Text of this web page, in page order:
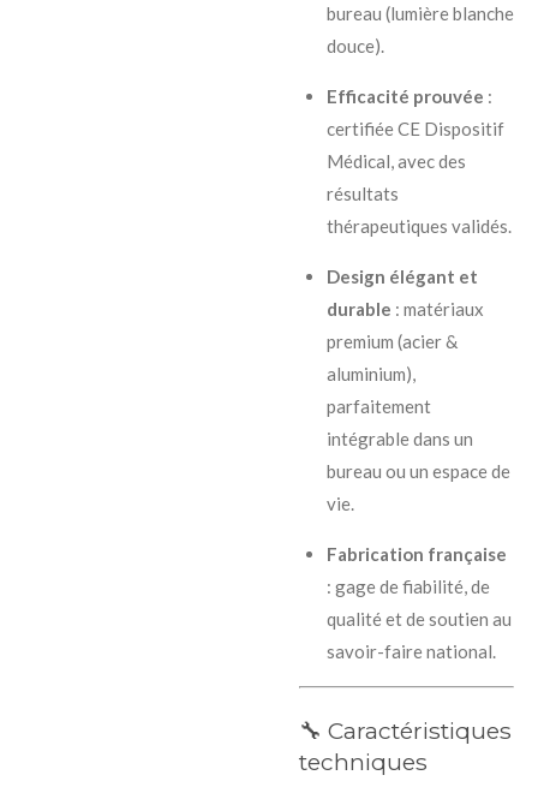
bureau (lumière blanche
douce).
Efficacité prouvée :
certifiée CE Dispositif
Médical, avec des
résultats
thérapeutiques validés.
Design élégant et
durable : matériaux
premium (acier &
aluminium),
parfaitement
intégrable dans un
bureau ou un espace de
vie.
Fabrication française
: gage de fiabilité, de
qualité et de soutien au
savoir-faire national.
🔧 Caractéristiques
techniques